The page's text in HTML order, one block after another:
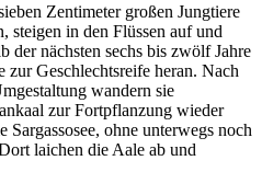
Zentimeter großen Jungtiere
steigen in den Flüssen auf und
der nächsten sechs bis zwölf Jahre
zur Geschlechtsreife heran. Nach
wandern sie
zur Fortpflanzung wieder
ohne unterwegs noch
laichen die Aale ab und